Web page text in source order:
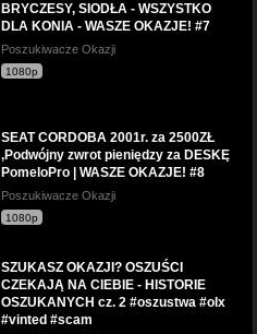
BRYCZESY, SIODŁA - WSZYSTKO
DLA KONIA - WASZE OKAZJE! #7
Poszukiwacze Okazji
1080p
SEAT CORDOBA 2001r. za 2500ZŁ
,Podwójny zwrot pieniędzy za DESKĘ
PomeloPro | WASZE OKAZJE! #8
Poszukiwacze Okazji
1080p
SZUKASZ OKAZJI? OSZUŚCI
CZEKAJĄ NA CIEBIE - HISTORIE
OSZUKANYCH cz. 2 #oszustwa #olx
#vinted #scam